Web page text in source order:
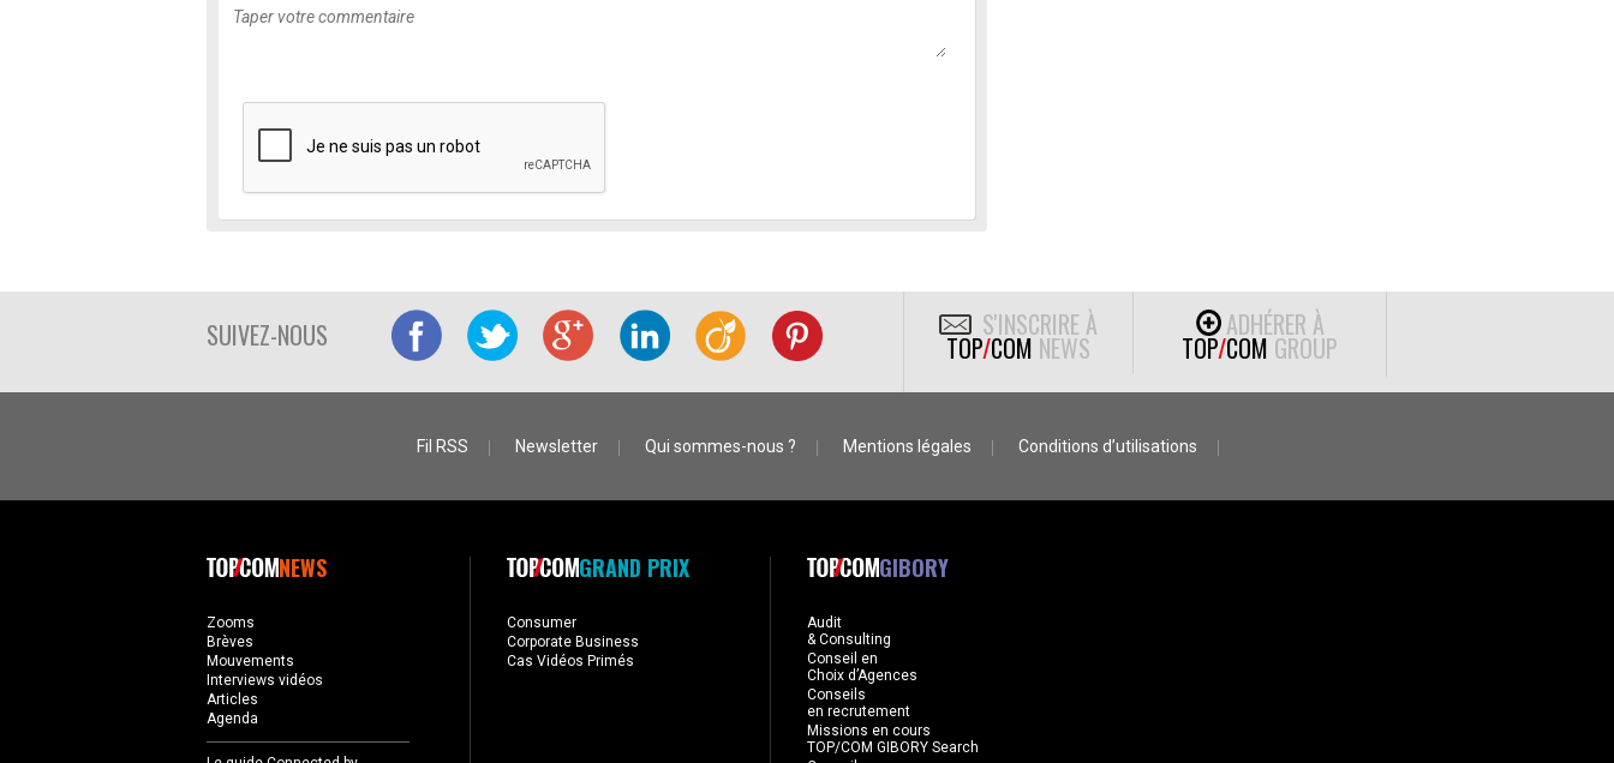
SUIVEZ-NOUS S'INSCRIRE À
TOP/COM NEWS
ADHÉRER À
TOP/COM GROUP
Fil RSS Newsletter Qui sommes-nous ? Mentions légales Conditions d’utilisations
NEWS
Zooms
Brèves
Mouvements
Interviews vidéos
Articles
Agenda
GRAND PRIX
Consumer
Corporate Business
Cas Vidéos Primés
GIBORY
Audit
& Consulting
Conseil en
Choix d’Agences
Conseils
en recrutement
Missions en cours
TOP/COM GIBORY Search